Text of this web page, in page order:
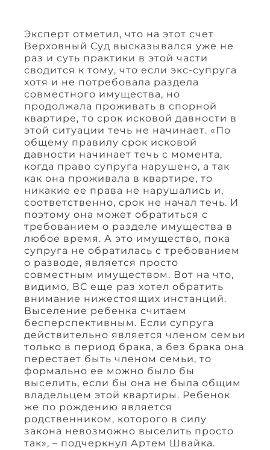
Эксперт отметил, что на этот счет
Верховный Суд высказывался уже не
раз и суть практики в этой части
сводится к тому, что если экс-супруга
хотя и не потребовала раздела
совместного имущества, но
продолжала проживать в спорной
квартире, то срок исковой давности в
этой ситуации течь не начинает. «По
общему правилу срок исковой
давности начинает течь с момента,
когда право супруга нарушено, а так
как она проживала в квартире, то
никакие ее права не нарушались и,
соответственно, срок не начал течь. И
поэтому она может обратиться с
требованием о разделе имущества в
любое время. А это имущество, пока
супруга не обратилась с требованием
о разводе, является просто
совместным имуществом. Вот на что,
видимо, ВС еще раз хотел обратить
внимание нижестоящих инстанций.
Выселение ребенка считаем
бесперспективным. Если супруга
действительно является членом семьи
только в период брака, а без брака она
перестает быть членом семьи, то
формально ее можно было бы
выселить, если бы она не была общим
владельцем этой квартиры. Ребенок
же по рождению является
родственником, которого в силу
закона невозможно выселить просто
так», – подчеркнул Артем Швайка.